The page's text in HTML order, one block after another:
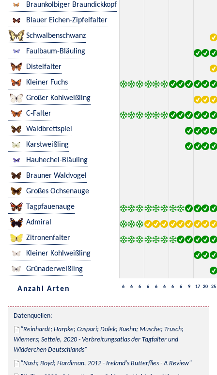
Braunkolbiger Braundickkopf
Blauer Eichen-Zipfelfalter
Schwalbenschwanz
Faulbaum-Bläuling
Distelfalter
Kleiner Fuchs
Großer Kohlweißling
C-Falter
Waldbrettspiel
Karstweißling
Hauhechel-Bläuling
Brauner Waldvogel
Großes Ochsenauge
Tagpfauenauge
Admiral
Zitronenfalter
Kleiner Kohlweißling
Grünaderweißling
Anzahl Arten 6 6 6 6 6 6 6 6 9 17 20 25
Datenquellen:
Reinhardt; Harpke; Caspari; Dolek; Kuehn; Musche; Trusch;
Wiemers; Settele, 2020 - Verbreitungsatlas der Tagfalter und
Widderchen Deutschlands
Nash; Boyd; Hardiman, 2012 - Ireland's Butterflies - A Review